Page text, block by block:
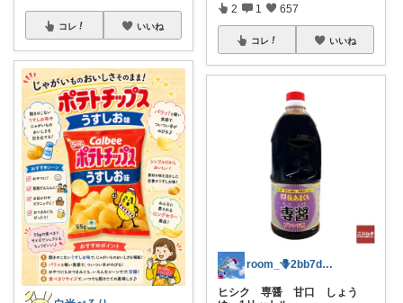
コレ いいね
2 1 657
コレ いいね
room_🪻2bb7d8bc05
ヒシク 専醤 甘口 しょう